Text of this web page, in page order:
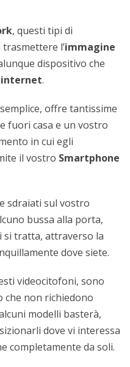
, questi tipi di
l’immagine
dispositivo che
internet.
offre tantissime
fuori casa e un vostro
in cui egli
il vostro Smartphone
sdraiati sul vostro
bussa alla porta,
si tratta, attraverso la
dove siete.
videocitofoni, sono
che non richiedono
modelli basterà,
dove vi interessa
completamente da soli.